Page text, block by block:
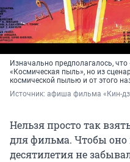
Изначально предполагалось,
«Космическая пыль», но из
космической пылью и от этого
Источник: афиша фильма «Кин-
Нельзя просто так
для фильма. Чтобы оно
десятилетия не